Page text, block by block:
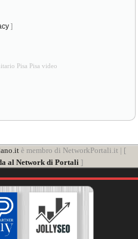
]
Pisa Pisa video
è membro di NetworkPortali.it | [
al Network di Portali ]